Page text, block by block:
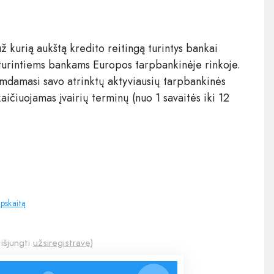
kurią aukštą kredito reitingą turintys bankai
bankams Europos tarpbankinėje rinkoje.
savo atrinktų aktyviausių tarpbankinės
įvairių terminų (nuo 1 savaitės iki 12
užsiregistravę)